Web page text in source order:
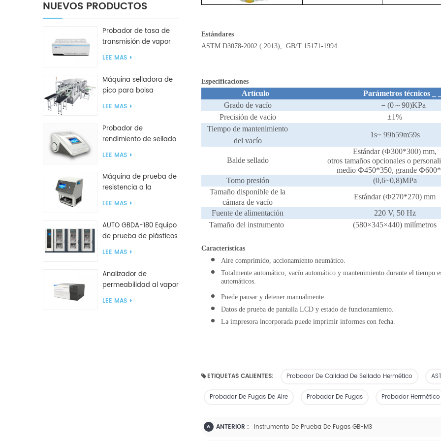
NUEVOS PRODUCTOS
Probador de tasa de
transmisión de vapor
de agua W416 2.0
LEE MAS
Máquina selladora de
pico para bolsa
inclinada GF2600-X
LEE MAS
Probador de
rendimiento de sellado
inteligente GBPI
LEE MAS
Máquina de prueba de
resistencia a la
compresión GBN200G
LEE MAS
AUTO GBDA-180 Equipo
de prueba de plásticos
para degradación de
LEE MAS
Analizador de
permeabilidad al vapor
de agua W812 (método
LEE MAS
Estándares
ASTM D3078-2002 ( 2013), GB/T 15171-1994
Especificaciones
Artículo Parámetros técnicos
Grado de vacío
－(0～90)KPa
Precisión de vacío
±1%
Tiempo de mantenimiento
del vacío
1s~ 99h59m59s
Balde sellado
Estándar (Ф300*300) mm,
otros tamaños opcionales o
medio Ф450*350, grande
Tomo presión
(0,6~0,8)MPa
Tamaño disponible de la
cámara de vacío
Estándar (Ф270*270) mm
Fuente de alimentación
220 V, 50 Hz
Tamaño del instrumento (580×345×440) milímetros
Características
Aire comprimido, accionamiento neumático.
Totalmente automático, vacío automático y mantenimiento durante el tiempo
automáticos.
Puede pausar y detener manualmente.
Datos de prueba de pantalla LCD y estado de funcionamiento.
La impresora incorporada puede imprimir informes con fecha.
ETIQUETAS CALIENTES: Probador De Calidad De Sellado Hermético
Probador De Fugas De Aire Probador De Fugas Probador Hermético
ANTERIOR : Instrumento De Prueba De Fugas GB-M3